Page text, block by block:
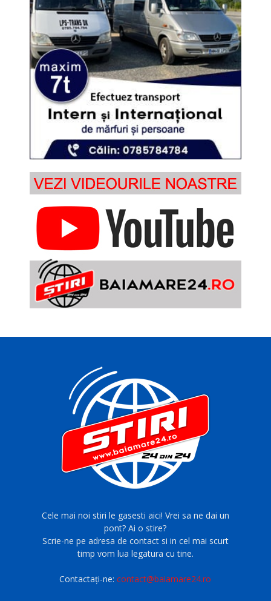
Cele mai noi stiri le gasesti aici! Vrei sa ne dai un
pont? Ai o stire?
Scrie-ne pe adresa de contact si in cel mai scurt
timp vom lua legatura cu tine.
Contactați-ne:contact@baiamare24.ro